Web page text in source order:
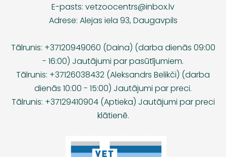
E-pasts: vetzoocentrs@inbox.lv
Adrese: Alejas iela 93, Daugavpils
Tālrunis: +37120949060 (Daina) (darba dienās 09:00
- 16:00) Jautājumi par pasūtījumiem.
Tālrunis: +37126038432 (Aleksandrs Belikči) (darba
dienās 10:00 - 15:00) Jautājumi par preci.
Tālrunis: +37129410904 (Aptieka) Jautājumi par preci
klātienē.